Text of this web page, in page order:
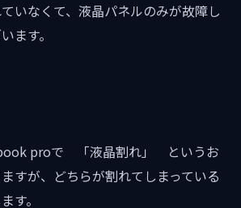
いなくて、液晶パネルのみが故障し
ます。
proで 「液晶割れ」 というお
すが、どちらが割れてしまっている
す。